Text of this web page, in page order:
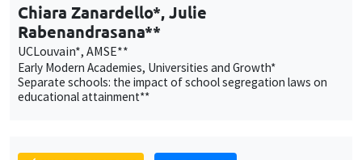
Chiara Zanardello*, Julie
Rabenandrasana**
UCLouvain*, AMSE**
Early Modern Academies, Universities and Growth*
Separate schools: the impact of school segregation laws on
educational attainment**